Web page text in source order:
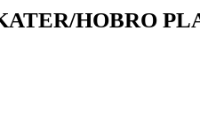
HOBRO